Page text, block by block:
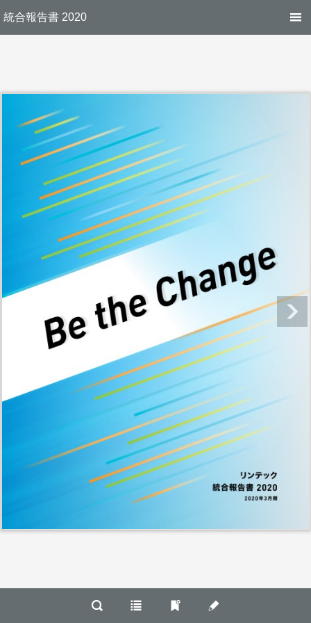
統合報告書 2020